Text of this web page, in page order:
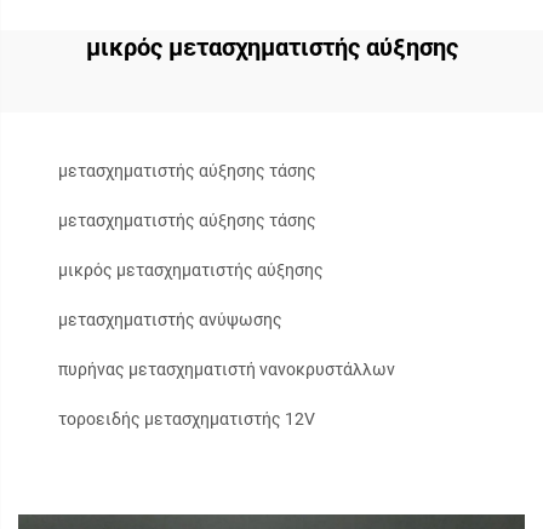
μικρός μετασχηματιστής αύξησης
μετασχηματιστής αύξησης τάσης
μετασχηματιστής αύξησης τάσης
μικρός μετασχηματιστής αύξησης
μετασχηματιστής ανύψωσης
πυρήνας μετασχηματιστή νανοκρυστάλλων
τοροειδής μετασχηματιστής 12V